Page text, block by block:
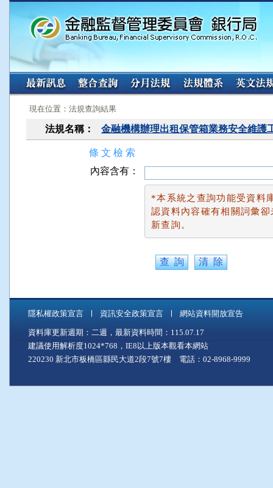
:::
現在位置：法規查詢結果
法規名稱： 金融機構辦理出租保管箱業務安全維護
條 文 檢 索
內容含有：
*本系統之查詢功能受資料
認資料內容確有相關詞彙
新查詢。
隱私權政策宣言 資訊安全政策宣言 網站資料開放宣告
資料庫更新週期：二週，最新資料時間：115.07.17
建議使用解析度1024*768，IE8以上版本觀看本網站
220230 新北市板橋區縣民大道2段7號7樓 電話：02-8968-9999